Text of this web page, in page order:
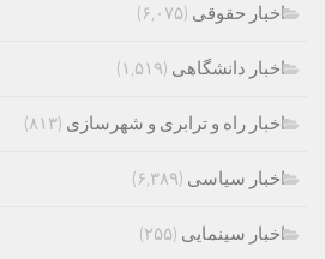
اخبار حقوقی (۶,۰۷۵)
اخبار دانشگاهی (۱,۵۱۹)
اخبار راه و ترابری و شهرسازی (۸۱۳)
اخبار سیاسی (۶,۳۸۹)
اخبار سینمایی (۲۵۵)